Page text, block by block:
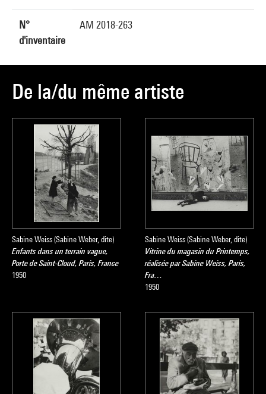
N°
d'inventaire
AM 2018-263
De la/du même artiste
Sabine Weiss (Sabine Weber, dite)
Enfants dans un terrain vague,
Porte de Saint-Cloud, Paris, France
1950
Sabine Weiss (Sabine Weber, dite)
Vitrine du magasin du Printemps,
réalisée par Sabine Weiss, Paris,
Fra…
1950